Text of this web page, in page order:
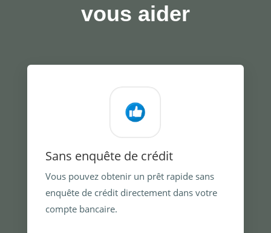
vous aider
Sans enquête de crédit
Vous pouvez obtenir un prêt rapide sans
enquête de crédit directement dans votre
compte bancaire.